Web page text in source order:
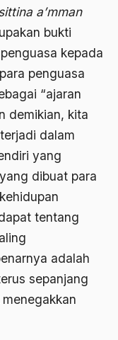
a’mman
bukti
kepada
penguasa
“ajaran
demikian, kita
dalam
yang
dibuat para
tentang
adalah
sepanjang